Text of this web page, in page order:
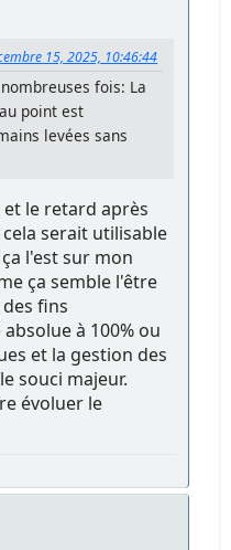
15, 2025, 10:46:44
fois: La
point est
levées sans
le retard après
serait utilisable
l'est sur mon
ça semble l'être
fins
à 100% ou
et la gestion des
souci majeur.
évoluer le